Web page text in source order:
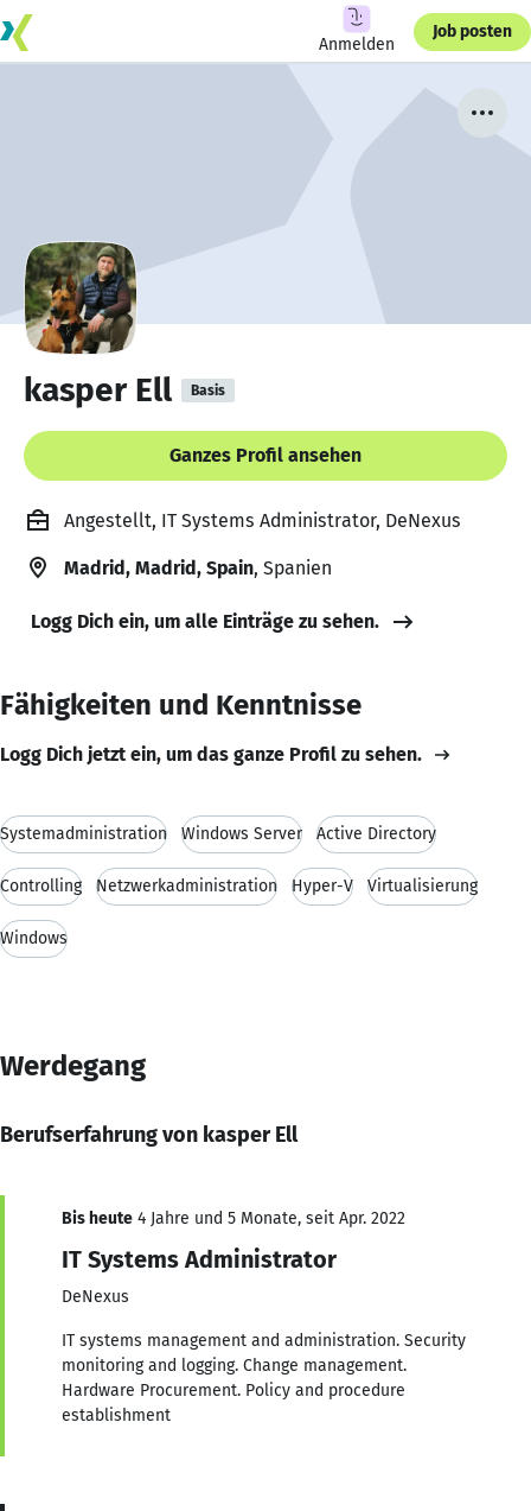
Anmelden
Job posten
kasper Ell Basis
Ganzes Profil ansehen
Angestellt, IT Systems Administrator, DeNexus
Madrid, Madrid, Spain, Spanien
Logg Dich ein, um alle Einträge zu sehen.
Fähigkeiten und Kenntnisse
Logg Dich jetzt ein, um das ganze Profil zu sehen.
Systemadministration Windows Server Active Directory
Controlling Netzwerkadministration Hyper-V Virtualisierung
Windows
Werdegang
Berufserfahrung von kasper Ell
Bis heute 4 Jahre und 5 Monate, seit Apr. 2022
IT Systems Administrator
DeNexus
IT systems management and administration. Security
monitoring and logging. Change management.
Hardware Procurement. Policy and procedure
establishment